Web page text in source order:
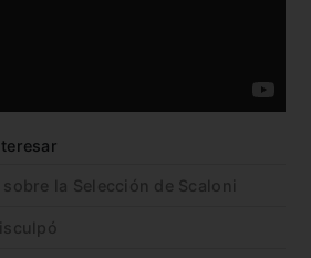
la Selección de Scaloni